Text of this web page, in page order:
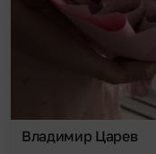
Владимир Царев